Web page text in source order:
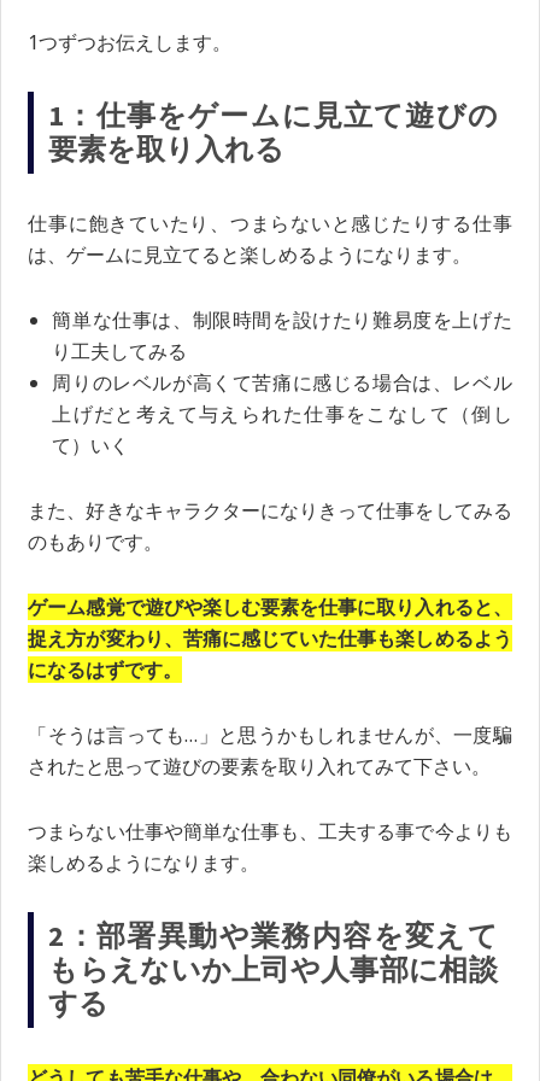
1つずつお伝えします。
1：仕事をゲームに見立て遊びの
要素を取り入れる
仕事に飽きていたり、つまらないと感じたりする仕事
は、ゲームに見立てると楽しめるようになります。
簡単な仕事は、制限時間を設けたり難易度を上げた
り工夫してみる
周りのレベルが高くて苦痛に感じる場合は、レベル
上げだと考えて与えられた仕事をこなして（倒し
て）いく
また、好きなキャラクターになりきって仕事をしてみる
のもありです。
ゲーム感覚で遊びや楽しむ要素を仕事に取り入れると、
捉え方が変わり、苦痛に感じていた仕事も楽しめるよう
になるはずです。
「そうは言っても…」と思うかもしれませんが、一度騙
されたと思って遊びの要素を取り入れてみて下さい。
つまらない仕事や簡単な仕事も、工夫する事で今よりも
楽しめるようになります。
2：部署異動や業務内容を変えて
もらえないか上司や人事部に相談
する